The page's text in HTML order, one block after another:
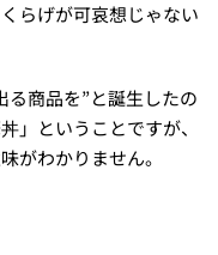
らげが可哀想じゃない
る商品を”と誕生したの
」ということですが、
がわかりません。